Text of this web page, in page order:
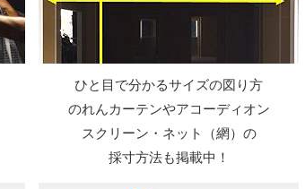
ひと目で分かるサイズの図り方
のれんカーテンやアコーディオン
スクリーン・ネット（網）の
採寸方法も掲載中！